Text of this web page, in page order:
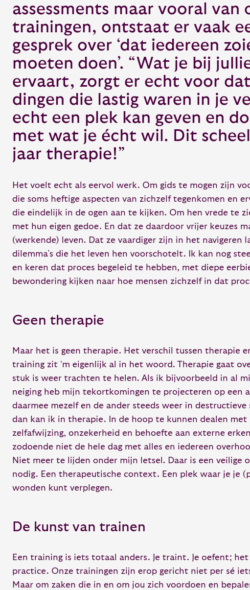
assessments maar vooral van
trainingen, ontstaat er vaak
gesprek over ‘dat iedereen
moeten doen’. “Wat je bij
ervaart, zorgt er echt voor
dingen die lastig waren in je
echt een plek kan geven en
met wat je écht wil. Dit
jaar therapie!”
Het voelt echt als eervol werk. Om gids te mogen zijn
die soms heftige aspecten van zichzelf tegenkomen en
die eindelijk in de ogen aan te kijken. Om hen vrede te
met hun eigen gedoe. En dat ze daardoor vrijer keuzes
(werkende) leven. Dat ze vaardiger zijn in het navigeren
dilemma’s die het leven hen voorschotelt. Ik kan nog
en keren dat proces begeleid te hebben, met diepe
bewondering kijken naar hoe mensen zichzelf in dat
Geen therapie
Maar het is geen therapie. Het verschil tussen therapie
training zit ‘m eigenlijk al in het woord. Therapie gaat
stuk is weer trachten te helen. Als ik bijvoorbeeld in al
neiging heb mijn tekortkomingen te projecteren op een
daarmee mezelf en de ander steeds weer in
dan kan ik in therapie. In de hoop te kunnen dealen met
zelfafwijzing, onzekerheid en behoefte aan externe
zodoende niet de hele dag met alles en iedereen
Niet meer te lijden onder mijn letsel. Daar is een veilige
nodig. Een therapeutische context. Een plek waar je je
wonden kunt verplegen.
De kunst van trainen
Een training is iets totaal anders. Je traint. Je oefent; het
practice. Onze trainingen zijn erop gericht niet per sé
Maar om zaken die in en om jou zich voordoen en